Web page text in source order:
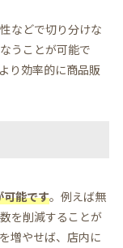
などで切り分けな
うことが可能で
り効率的に商品販
可能です。例えば無
を削減することが
増やせば、店内に